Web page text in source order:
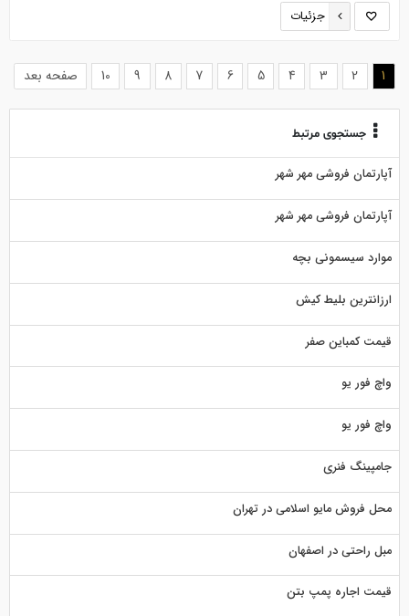
جزئیات
1
(current)
2
3
4
5
6
7
8
9
10 صفحه بعد
جستجوی مرتبط
آپارتمان فروشی مهر شهر
آپارتمان فروشی مهر شهر
موارد سیسمونی بچه
ارزانترین بلیط کیش
قیمت کمباین صفر
واچ فور یو
واچ فور یو
جامپینگ فنری
محل فروش مایو اسلامی در تهران
مبل راحتی در اصفهان
قیمت اجاره پمپ بتن